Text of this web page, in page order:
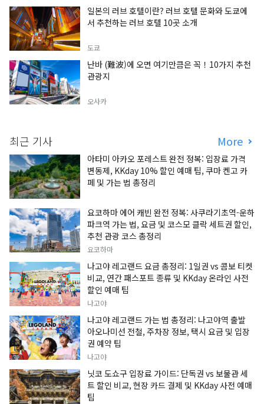
일본의 러브 호텔이란? 러브 호텔 문화와 도쿄에
서 추천하는 러브 호텔 10곳 소개
도쿄
난바 (難波)에 오면 여기만큼은 꼭！10가지 추천
관광지
오사카
최근 기사 More
아타미 아카오 포레스트 완전 정복: 입장료 가격
변동제, KKday 10% 할인 예매 팁, 쿠마 켄고 카
페 및 가는 법 총정리
요코하마 에어 캐빈 완전 정복: 사쿠라기초역-운하
파크역 가는 법, 요금 및 코스모 클락 세트권 할인,
추천 관광 코스 총정리
요코하마
나고야 레고랜드 요금 총정리: 1일권 vs 콤보 티켓
비교, 연간 패스포트 종류 및 KKday 온라인 사전
할인 예매 팁
나고야
나고야 레고랜드 가는 법 총정리: 나고야역 출발
아오나미선 전철, 주차장 정보, 택시 요금 및 입장
권 예약 팁
나고야
닛코 도쇼구 입장료 가이드: 단독권 vs 보물관 세
트 할인 비교, 현장 카드 결제 및 KKday 사전 예매
팁